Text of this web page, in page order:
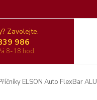
Zavolejte.
986
8-18 hod.
ELSON Auto FlexBar ALU